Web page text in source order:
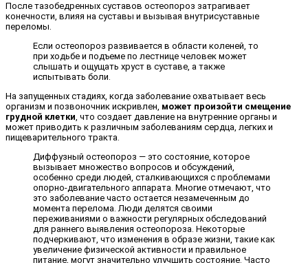
После тазобедренных суставов остеопороз затрагивает
конечности, влияя на суставы и вызывая внутрисуставные
переломы.
Если остеопороз развивается в области коленей, то
при ходьбе и подъеме по лестнице человек может
слышать и ощущать хруст в суставе, а также
испытывать боли.
На запущенных стадиях, когда заболевание охватывает весь
организм и позвоночник искривлен, может произойти смещение
грудной клетки, что создает давление на внутренние органы и
может приводить к различным заболеваниям сердца, легких и
пищеварительного тракта.
Диффузный остеопороз — это состояние, которое
вызывает множество вопросов и обсуждений,
особенно среди людей, сталкивающихся с проблемами
опорно-двигательного аппарата. Многие отмечают, что
это заболевание часто остается незамеченным до
момента перелома. Люди делятся своими
переживаниями о важности регулярных обследований
для раннего выявления остеопороза. Некоторые
подчеркивают, что изменения в образе жизни, такие как
увеличение физической активности и правильное
питание, могут значительно улучшить состояние. Часто